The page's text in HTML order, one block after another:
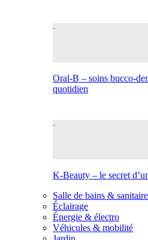
Oral-B – soins bucco-
quotidien
K-Beauty – le secret
Salle de bains &
Éclairage
Énergie & électro
Véhicules & mobilité